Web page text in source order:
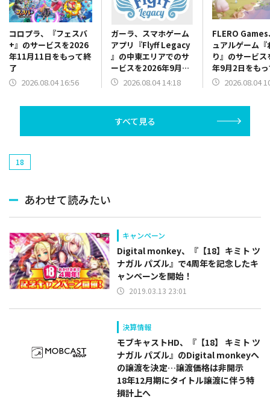
コロプラ、『フェスバ
+』のサービスを2026
年11月11日をもって終
了
2026.08.04 16:56
ガーラ、スマホゲーム
アプリ『Flyff Legacy
』の中東エリアでのサ
ービスを2026年9月30
日をもって終了
2026.08.04 14:18
FLERO Games
ュアルゲーム『
り』のサービ
年9月2日をも
2026.08.04
すべて見る
18
あわせて読みたい
キャンペーン
Digital monkey、『【18】キミト ツ
ナガル パズル』で4周年を記念したキ
ャンペーンを開始！
2019.03.13 23:01
決算情報
モブキャストHD、『【18】 キミト ツ
ナガル パズル』のDigital monkeyへ
の譲渡を決定…譲渡価格は非開示
18年12月期にタイトル譲渡に伴う特
損計上へ